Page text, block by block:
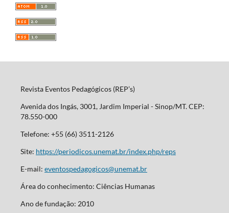
Revista Eventos Pedagógicos (REP’s)
Avenida dos Ingás, 3001, Jardim Imperial - Sinop/MT. CEP:
78.550-000
Telefone: +55 (66) 3511-2126
Site: https://periodicos.unemat.br/index.php/reps
E-mail: eventospedagogicos@unemat.br
Área do conhecimento: Ciências Humanas
Ano de fundação: 2010